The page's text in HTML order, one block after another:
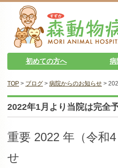
初めての方へ 病
TOP > ブログ > 病院からのお知らせ >
2022年1月より当院は完全
重要 2022 年（令和
せ